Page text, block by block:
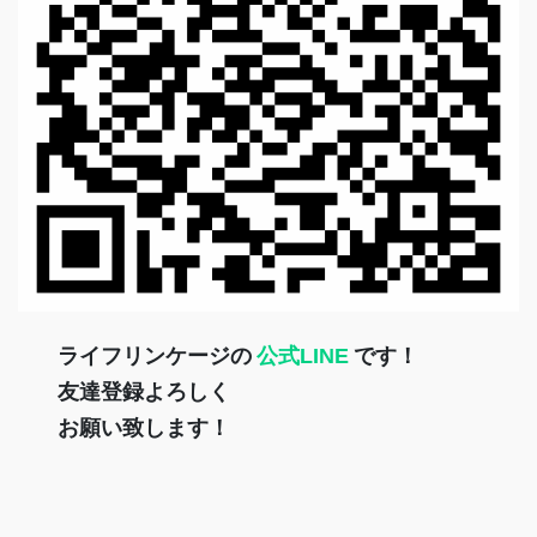
ライフリンケージの 公式LINE です！
友達登録よろしく
お願い致します！